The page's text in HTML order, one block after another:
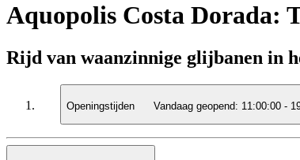
Aquopolis Costa Dorada:
Rijd van waanzinnige glijbanen in
Openingstijden Vandaag geopend: 11:00:00 -